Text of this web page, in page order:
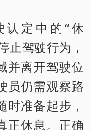
定中的“休
止驾驶行为，
并离开驾驶位
员仍需观察路
时准备起步，
正休息。正确